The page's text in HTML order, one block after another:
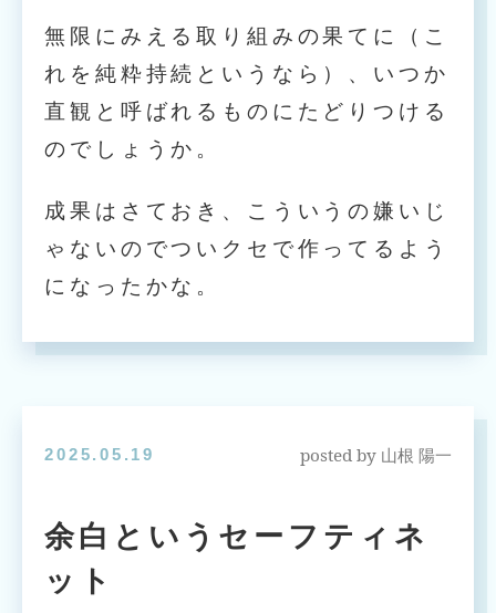
無限にみえる取り組みの果てに（こ
れを純粋持続というなら）、いつか
直観と呼ばれるものにたどりつける
のでしょうか。
成果はさておき、こういうの嫌いじ
ゃないのでついクセで作ってるよう
になったかな。
2025.05.19 posted by 山根 陽一
余白というセーフティネ
ット